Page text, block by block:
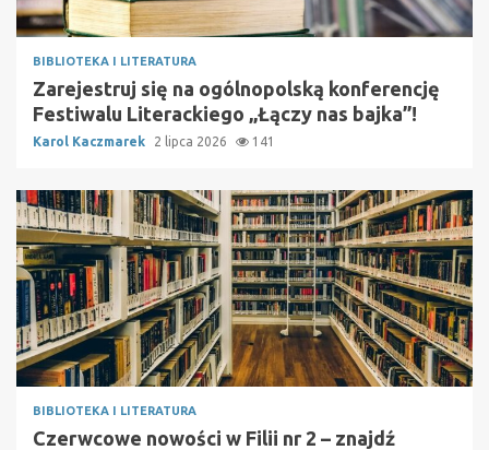
BIBLIOTEKA I LITERATURA
Zarejestruj się na ogólnopolską konferencję
Festiwalu Literackiego „Łączy nas bajka”!
Karol Kaczmarek 2 lipca 2026 141
BIBLIOTEKA I LITERATURA
Czerwcowe nowości w Filii nr 2 – znajdź